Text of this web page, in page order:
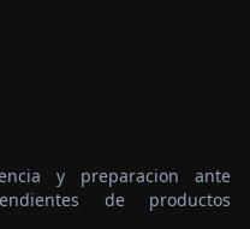
y preparacion ante
de productos